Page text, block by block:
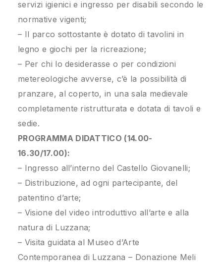
servizi igienici e ingresso per disabili secondo le
normative vigenti;
– Il parco sottostante è dotato di tavolini in
legno e giochi per la ricreazione;
– Per chi lo desiderasse o per condizioni
metereologiche avverse, c’è la possibilità di
pranzare, al coperto, in una sala medievale
completamente ristrutturata e dotata di tavoli e
sedie.
PROGRAMMA DIDATTICO (14.00-
16.30/17.00):
– Ingresso all’interno del Castello Giovanelli;
– Distribuzione, ad ogni partecipante, del
patentino d’arte;
– Visione del video introduttivo all’arte e alla
natura di Luzzana;
– Visita guidata al Museo d’Arte
Contemporanea di Luzzana – Donazione Meli